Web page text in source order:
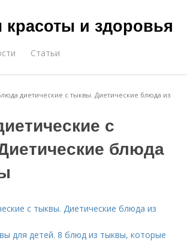
красоты и здоровья
Статьи
диетические с тыквы. Диетические блюда из
с
блюда
с тыквы. Диетические блюда из
для детей. 8 блюд из тыквы, которые